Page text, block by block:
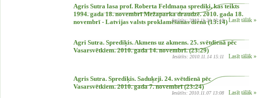
Agris Sutra lasa prof. Roberta Feldmaņa sprediķi, kas teikts
1994. gada 18. novembrī Mežaparka draudzē. 2010. gada 18.
novembrī - Latvijas valsts proklamēšanas dienā (13:14)
Iesūtīts: 2010.11.21 13:18 Lasīt tālāk »
Agri Sutra. Sprediķis. Akmens uz akmens. 25. svētdienā pēc
Vasarsvētkiem. 2010. gada 14. novembrī. (23:29)
Iesūtīts: 2010.11.14 15:11 Lasīt tālāk »
Agris Sutra. Sprediķis. Saduķeji. 24. svētdienā pēc
Vasarsvētkiem. 2010. gada 7. novembrī (23:24)
Iesūtīts: 2010.11.07 13:08 Lasīt tālāk »